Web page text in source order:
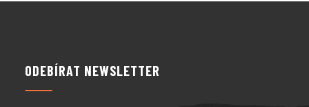
ODEBÍRAT NEWSLETTER